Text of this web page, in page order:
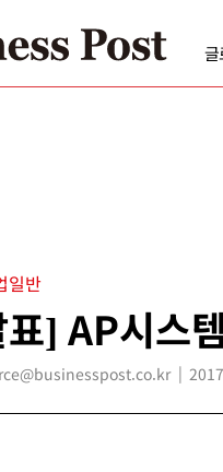
글
일반
] AP시스